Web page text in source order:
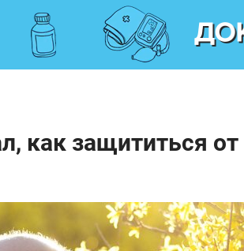
как защититься